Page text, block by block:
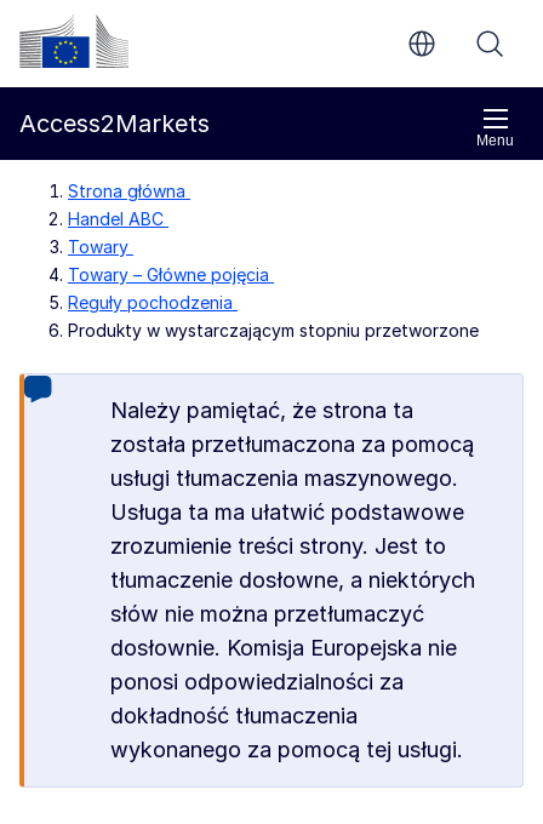
Przejdź do głównej treści
Komisja Europejska
Menu
Access2Markets
Strona główna
Handel ABC
Towary
Towary – Główne pojęcia
Reguły pochodzenia
Produkty w wystarczającym stopniu przetworzone
Należy pamiętać, że strona ta
została przetłumaczona za pomocą
usługi tłumaczenia maszynowego.
Usługa ta ma ułatwić podstawowe
zrozumienie treści strony. Jest to
tłumaczenie dosłowne, a niektórych
słów nie można przetłumaczyć
dosłownie. Komisja Europejska nie
ponosi odpowiedzialności za
dokładność tłumaczenia
wykonanego za pomocą tej usługi.